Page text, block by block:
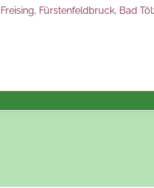
Freising, Fürstenfeldbruck, Bad